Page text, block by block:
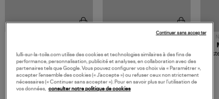
480,00 €
Sac Bobi S Cuir Lamé
Champagne
NOUVELLE COLLECTION
189,00 €
Mocassins Killian Sport
Mousse
lulli-sur-la-toile.com utilise des cookies et technologies similaires à des fins de
performance, personnalisation, publicité et analyses, en collaboration avec des
partenaires tels que Google. Vous pouvez configurer vos choix via « Paramétrer »,
accepter l’ensemble des cookies (« J’accepte ») ou refuser ceux non strictement
nécessaires (« Continuer sans accepter »). Pour en savoir plus sur l’utilisation de
vos données, consulter notre politique de cookies
Continuer sans accepter